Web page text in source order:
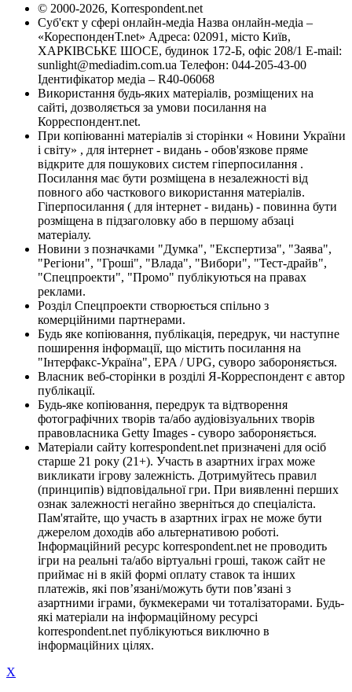
© 2000-2026, Korrespondent.net
Суб'єкт у сфері онлайн-медіа Назва онлайн-медіа –
«КореспонденТ.net» Адреса: 02091, місто Київ,
ХАРКІВСЬКЕ ШОСЕ, будинок 172-Б, офіс 208/1 E-mail:
sunlight@mediadim.com.ua Телефон: 044-205-43-00
Ідентифікатор медіа – R40-06068
Використання будь-яких матеріалів, розміщених на
сайті, дозволяється за умови посилання на
Корреспондент.net.
При копіюванні матеріалів зі сторінки « Новини України
і світу» , для інтернет - видань - обов'язкове пряме
відкрите для пошукових систем гіперпосилання .
Посилання має бути розміщена в незалежності від
повного або часткового використання матеріалів.
Гіперпосилання ( для інтернет - видань) - повинна бути
розміщена в підзаголовку або в першому абзаці
матеріалу.
Новини з позначками "Думка", "Експертиза", "Заява",
"Регіони", "Гроші", "Влада", "Вибори", "Тест-драйв",
"Спецпроекти", "Промо" публікуються на правах
реклами.
Розділ Спецпроекти створюється спільно з
комерційними партнерами.
Будь яке копіювання, публікація, передрук, чи наступне
поширення інформації, що містить посилання на
"Інтерфакс-Україна", EPA / UPG, суворо забороняється.
Власник веб-сторінки в розділі Я-Корреспондент є автор
публікації.
Будь-яке копіювання, передрук та відтворення
фотографічних творів та/або аудіовізуальних творів
правовласника Getty Images - суворо забороняється.
Матеріали сайту korrespondent.net призначені для осіб
старше 21 року (21+). Участь в азартних іграх може
викликати ігрову залежність. Дотримуйтесь правил
(принципів) відповідальної гри. При виявленні перших
ознак залежності негайно зверніться до спеціаліста.
Пам'ятайте, що участь в азартних іграх не може бути
джерелом доходів або альтернативою роботі.
Інформаційний ресурс korrespondent.net не проводить
ігри на реальні та/або віртуальні гроші, також сайт не
приймає ні в якій формі оплату ставок та інших
платежів, які пов’язані/можуть бути пов’язані з
азартними іграми, букмекерами чи тоталізаторами. Будь-
які матеріали на інформаційному ресурсі
korrespondent.net публікуються виключно в
інформаційних цілях.
X